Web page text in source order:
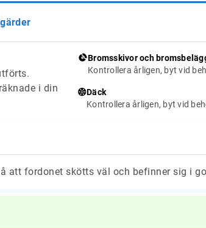
i din
Bromsskivor och
Kontrollera årligen, byt vid
Däck
Kontrollera årligen, byt vid
att fordonet skötts väl och befinner sig i